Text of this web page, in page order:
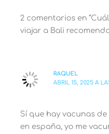
2 comentarios en
viajar a Bali
RAQUEL
ABRIL 15, 2025 A
Sí que hay vacunas
en españa, yo me